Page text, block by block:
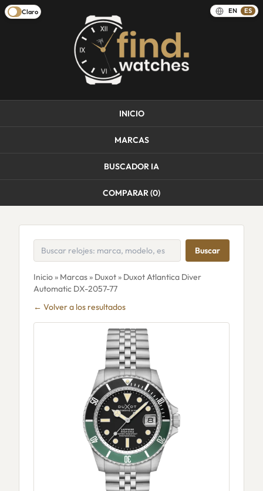
Claro EN ES
INICIO
MARCAS
BUSCADOR IA
COMPARAR (0)
Buscar
Inicio» Marcas» Duxot» Duxot Atlantica Diver
Automatic DX-2057-77
← Volver a los resultados